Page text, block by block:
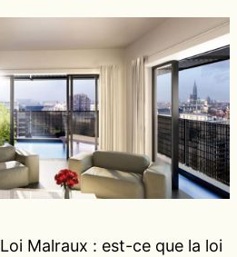
Loi Malraux : est-ce que la loi